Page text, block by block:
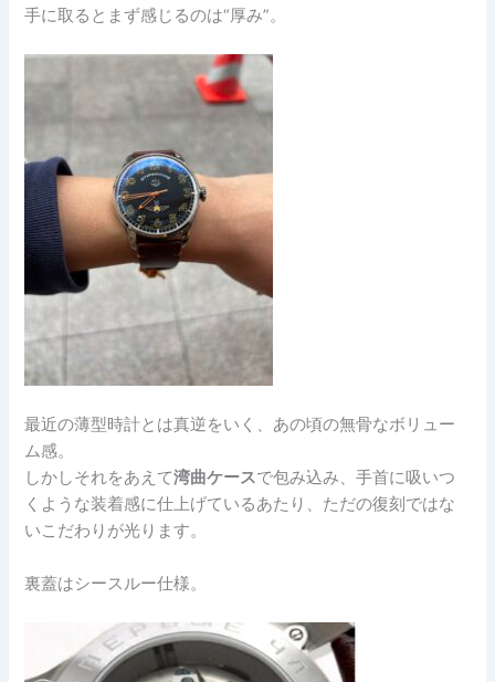
手に取るとまず感じるのは“厚み”。
最近の薄型時計とは真逆をいく、あの頃の無骨なボリュー
ム感。
しかしそれをあえて湾曲ケースで包み込み、手首に吸いつ
くような装着感に仕上げているあたり、ただの復刻ではな
いこだわりが光ります。
裏蓋はシースルー仕様。